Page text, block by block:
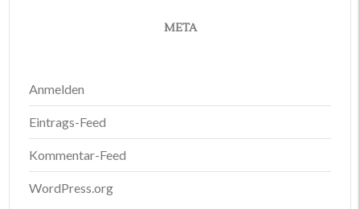
META
Anmelden
Eintrags-Feed
Kommentar-Feed
WordPress.org